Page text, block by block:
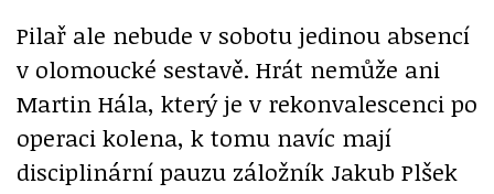
Pilař ale nebude v sobotu jedinou absencí
v olomoucké sestavě. Hrát nemůže ani
Martin Hála, který je v rekonvalescenci po
operaci kolena, k tomu navíc mají
disciplinární pauzu záložník Jakub Plšek